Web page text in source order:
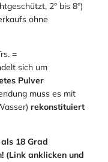
2° bis 8°)
ohne
=
sich um
Pulver
muss es mit
rekonstituiert
18 Grad
(Link anklicken und